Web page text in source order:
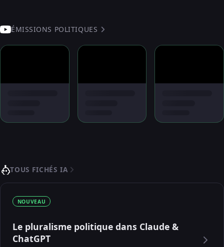
ÉMISSIONS POLITIQUES
TOUS FICHÉS IA
NOUVEAU
Le pluralisme politique dans Claude &
ChatGPT